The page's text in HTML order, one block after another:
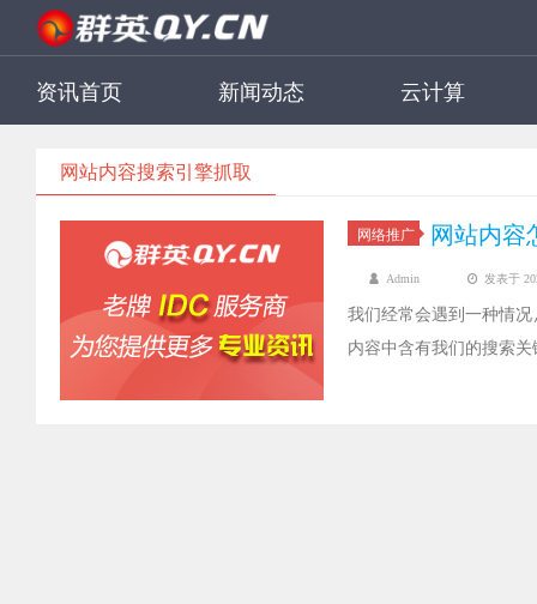
资讯首页 新闻动态 云计算
网站内容搜索引擎抓取
网络推广 网站内容
Admin 发表于
我们经常会遇到一种情
内容中含有我们的搜索